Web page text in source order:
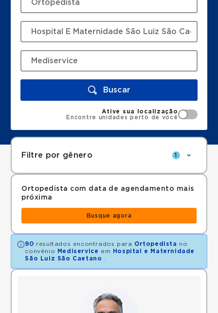
Buscar
Ative sua localização
Encontre unidades perto de você
Filtre por gênero 1
Ortopedista com data de agendamento mais
próxima
Busque agora
90 resultados encontrados para Ortopedista no
convênio
Mediservice em
Hospital e Maternidade
São Luiz São Caetano